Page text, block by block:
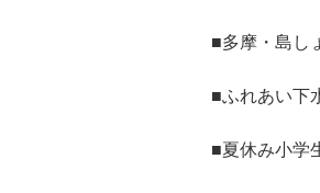
■多摩・島し
■ふれあい下
■夏休み小学